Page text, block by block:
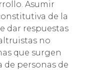
Asumir
de la
dar respuestas
no
que surgen
de personas de